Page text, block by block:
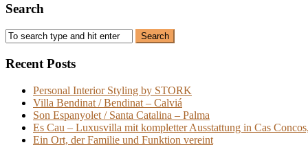
Search
Recent Posts
Personal Interior Styling by STORK
Villa Bendinat / Bendinat – Calviá
Son Espanyolet / Santa Catalina – Palma
Es Cau – Luxusvilla mit kompletter Ausstattung in Cas
Ein Ort, der Familie und Funktion vereint